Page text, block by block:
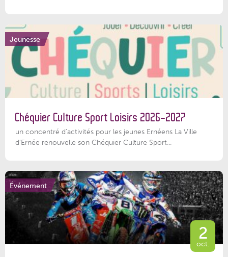
Jeunesse
Chéquier Culture Sport Loisirs 2026-2027
un concentré d’activités pour les jeunes Ernéens La Ville
d’Ernée renouvelle son Chéquier Culture Sport...
Événement
2
oct.